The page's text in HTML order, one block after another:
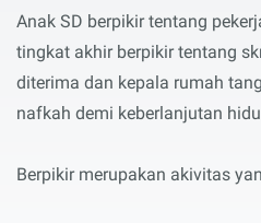
Anak SD berpikir tentang
tingkat akhir berpikir tentang
diterima dan kepala rumah
nafkah demi keberlanjutan
Berpikir merupakan akivitas